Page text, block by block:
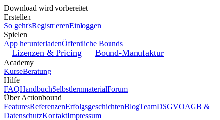
Download wird vorbereitet
Erstellen
So geht'sRegistrierenEinloggen
Spielen
App herunterladenÖffentliche Bounds
Lizenzen & Pricing Bound-Manufaktur
Academy
KurseBeratung
Hilfe
FAQHandbuchSelbstlernmaterialForum
Über Actionbound
FeaturesReferenzenErfolgsgeschichtenBlogTeamDSGVOAGB &
DatenschutzKontaktImpressum